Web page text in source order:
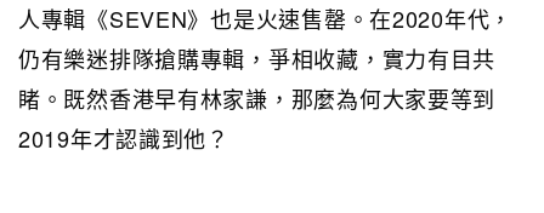
人專輯《SEVEN》也是火速售罄。在2020年代，
仍有樂迷排隊搶購專輯，爭相收藏，實力有目共
睹。既然香港早有林家謙，那麼為何大家要等到
2019年才認識到他？